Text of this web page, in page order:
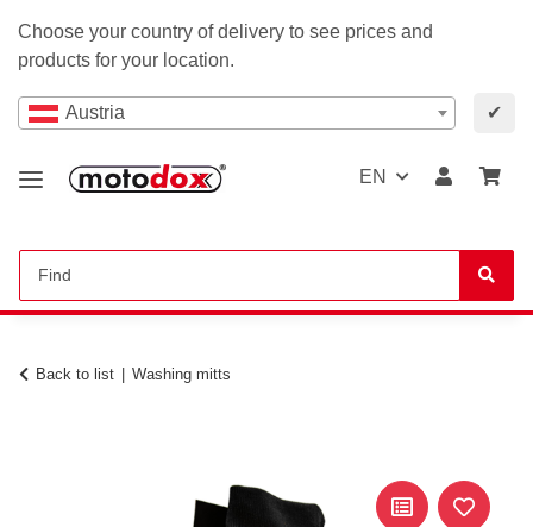
Choose your country of delivery to see prices and
products for your location.
Austria ✔
EN
Back to list Washing mitts